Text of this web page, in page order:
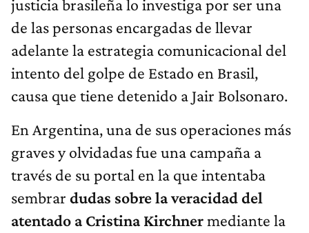
justicia brasileña lo investiga por ser una
de las personas encargadas de llevar
adelante la estrategia comunicacional del
intento del golpe de Estado en Brasil,
causa que tiene detenido a Jair Bolsonaro.
En Argentina, una de sus operaciones más
graves y olvidadas fue una campaña a
través de su portal en la que intentaba
sembrar dudas sobre la veracidad del
atentado a Cristina Kirchnermediante la